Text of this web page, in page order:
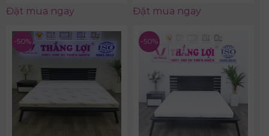
Đặt mua ngay Đặt mua ngay
-50% -50%